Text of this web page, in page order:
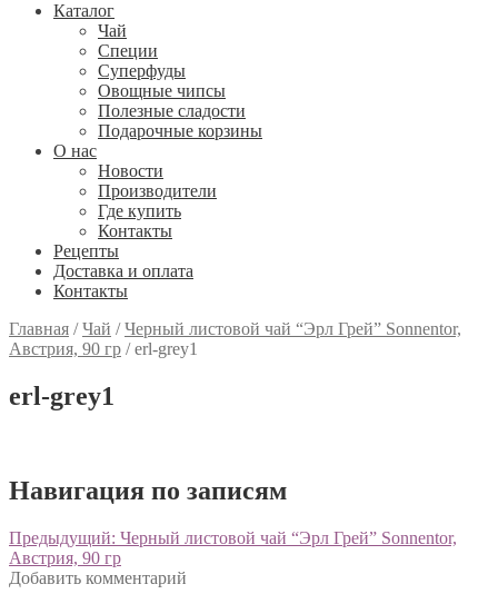
Каталог
Чай
Специи
Cуперфуды
Овощные чипсы
Полезные сладости
Подарочные корзины
О нас
Новости
Производители
Где купить
Контакты
Рецепты
Доставка и оплата
Контакты
Главная /Чай /Черный листовой чай “Эрл Грей” Sonnentor,
Австрия, 90 гр /erl-grey1
erl-grey1
Навигация по записям
Предыдущий: Черный листовой чай “Эрл Грей” Sonnentor,
Австрия, 90 гр
Добавить комментарий